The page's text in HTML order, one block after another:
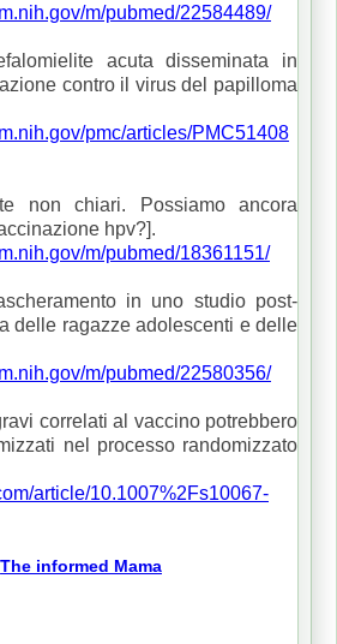
m/pubmed/22584489/
acuta disseminata in
contro il virus del papilloma
pmc/articles/PMC51408
non chiari. Possiamo ancora
hpv?].
m/pubmed/18361151/
in uno studio post-
delle ragazze adolescenti e delle
m/pubmed/22580356/
correlati al vaccino potrebbero
nel processo randomizzato
article/10.1007%2Fs10067-
The informed Mama